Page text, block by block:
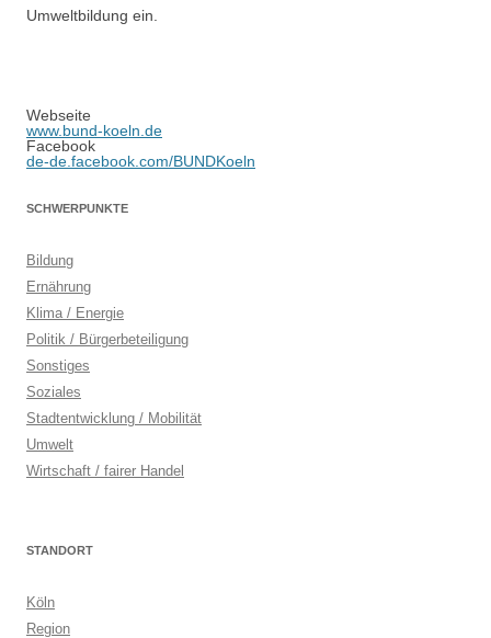
Umweltbildung ein.
Webseite
www.bund-koeln.de
Facebook
de-de.facebook.com/BUNDKoeln
SCHWERPUNKTE
Bildung
Ernährung
Klima / Energie
Politik / Bürgerbeteiligung
Sonstiges
Soziales
Stadtentwicklung / Mobilität
Umwelt
Wirtschaft / fairer Handel
STANDORT
Köln
Region